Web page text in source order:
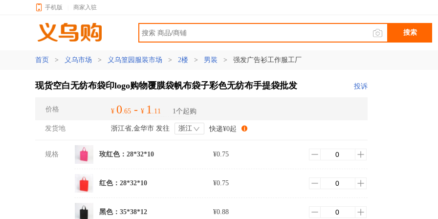
手机版 商家入驻
搜索
首页 > 义乌市场 > 义乌篁园服装市场 > 2楼 > 男装 > 强发广告衫工作服工厂
现货空白无纺布袋印logo购物覆膜袋帆布袋子彩色无纺布手提袋批发 投诉
价格 ¥ 0.65 - ¥ 1 .11 1个起购
发货地 浙江省,金华市 发往 浙江 快递¥0起
规格 玫红色：28*32*10 ¥0.75
红色：28*32*10 ¥0.75
黑色：35*38*12 ¥0.88